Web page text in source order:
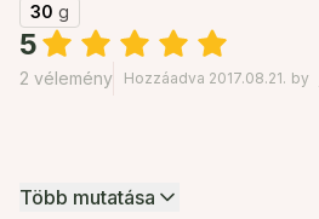
30 g
5
2 vélemény Hozzáadva 2017.08.21. by
Több mutatása